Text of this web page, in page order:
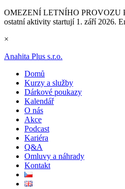
OMEZENÍ LETNÍHO PROVOZU
ostatní aktivity startují 1. září 2026.
×
Anahita Plus s.r.o.
Domů
Kurzy a služby
Dárkové poukazy
Kalendář
O nás
Akce
Podcast
Kariéra
Q&A
Omluvy a náhrady
Kontakt